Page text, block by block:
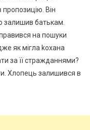
пропозицію. Він
залишив батькам.
на пошуки
як мігла kохана
за її стражданнями?
Хлопець залишився в